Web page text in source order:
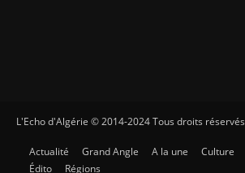
L'Echo d'Algérie © 2014-2024 Tous droits réservés
Actualité Grand Angle A la une Culture
Édito
Régions